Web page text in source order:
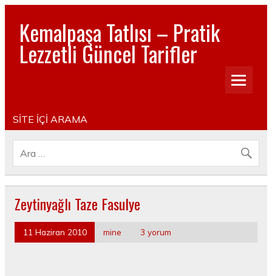
Kemalpaşa Tatlısı – Pratik
Lezzetli Güncel Tarifler
Pratik, lezzetli, Güncel, Resimli, Pasta- Yemek- Kurabiye-
SİTE İÇİ ARAMA
Zeytinyağlı Taze Fasulye
11 Haziran 2010 mine 3 yorum